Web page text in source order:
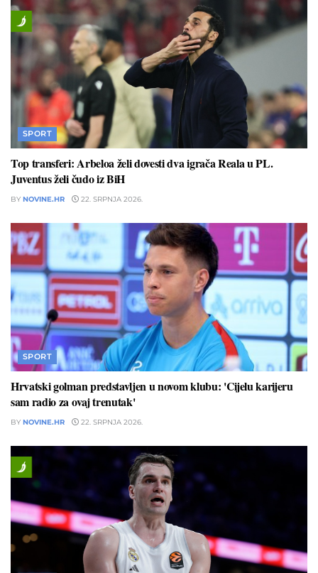
SPORT
Top transferi: Arbeloa želi dovesti dva igrača Reala u PL.
Juventus želi čudo iz BiH
BY NOVINE.HR 22. SRPNJA 2026.
SPORT
Hrvatski golman predstavljen u novom klubu: 'Cijelu karijeru
sam radio za ovaj trenutak'
BY NOVINE.HR 22. SRPNJA 2026.